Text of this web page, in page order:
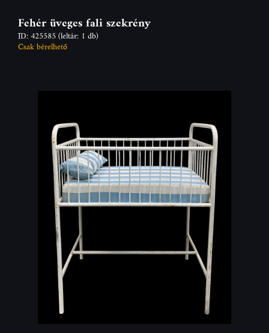
Fehér üveges fali szekrény
ID: 425585(leltár: 1 db)
Csak bérelhető